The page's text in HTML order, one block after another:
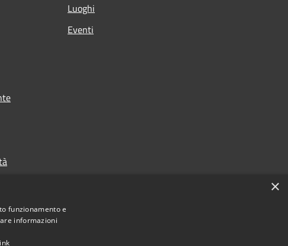
Luoghi
Eventi
×
funzionamento e
informazioni